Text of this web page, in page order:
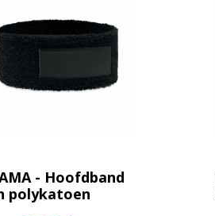
- Hoofdband
polykatoen